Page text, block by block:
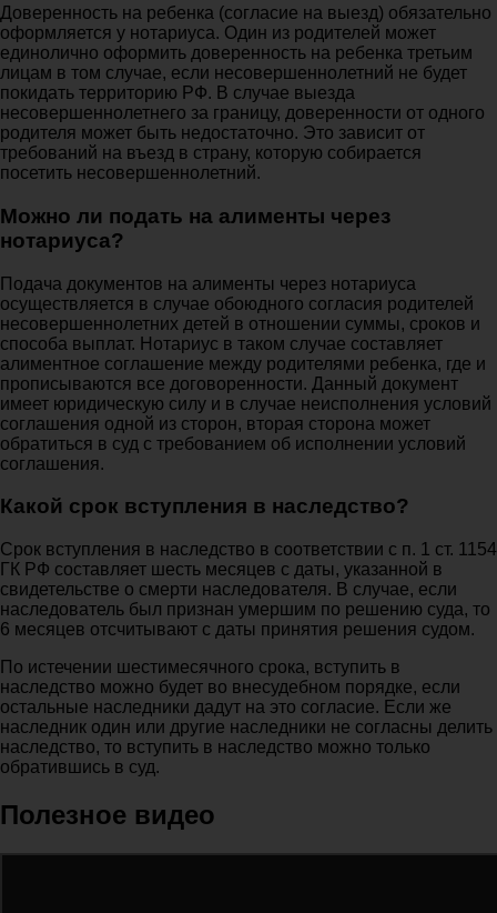
Доверенность на ребенка (согласие на выезд) обязательно
оформляется у нотариуса. Один из родителей может
единолично оформить доверенность на ребенка третьим
лицам в том случае, если несовершеннолетний не будет
покидать территорию РФ. В случае выезда
несовершеннолетнего за границу, доверенности от одного
родителя может быть недостаточно. Это зависит от
требований на въезд в страну, которую собирается
посетить несовершеннолетний.
Можно ли подать на алименты через
нотариуса?
Подача документов на алименты через нотариуса
осуществляется в случае обоюдного согласия родителей
несовершеннолетних детей в отношении суммы, сроков и
способа выплат. Нотариус в таком случае составляет
алиментное соглашение между родителями ребенка, где и
прописываются все договоренности. Данный документ
имеет юридическую силу и в случае неисполнения условий
соглашения одной из сторон, вторая сторона может
обратиться в суд с требованием об исполнении условий
соглашения.
Какой срок вступления в наследство?
Срок вступления в наследство в соответствии с п. 1 ст. 1154
ГК РФ составляет шесть месяцев с даты, указанной в
свидетельстве о смерти наследователя. В случае, если
наследователь был признан умершим по решению суда, то
6 месяцев отсчитывают с даты принятия решения судом.
По истечении шестимесячного срока, вступить в
наследство можно будет во внесудебном порядке, если
остальные наследники дадут на это согласие. Если же
наследник один или другие наследники не согласны делить
наследство, то вступить в наследство можно только
обратившись в суд.
Полезное видео